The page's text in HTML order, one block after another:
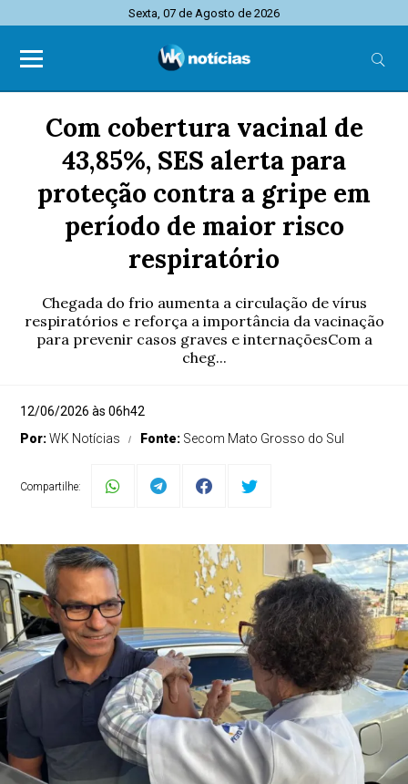
Sexta, 07 de Agosto de 2026
Com cobertura vacinal de
43,85%, SES alerta para
proteção contra a gripe em
período de maior risco
respiratório
Chegada do frio aumenta a circulação de vírus
respiratórios e reforça a importância da vacinação
para prevenir casos graves e internaçõesCom a
cheg...
12/06/2026 às 06h42
Por:WK Notícias Fonte: Secom Mato Grosso do Sul
Compartilhe: